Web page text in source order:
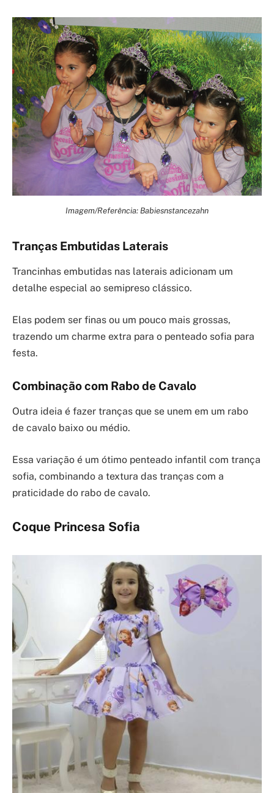
Imagem/Referência: Babiesnstancezahn
Tranças Embutidas Laterais
Trancinhas embutidas nas laterais adicionam um
detalhe especial ao semipreso clássico.
Elas podem ser finas ou um pouco mais grossas,
trazendo um charme extra para o penteado sofia para
festa.
Combinação com Rabo de Cavalo
Outra ideia é fazer tranças que se unem em um rabo
de cavalo baixo ou médio.
Essa variação é um ótimo penteado infantil com trança
sofia, combinando a textura das tranças com a
praticidade do rabo de cavalo.
Coque Princesa Sofia